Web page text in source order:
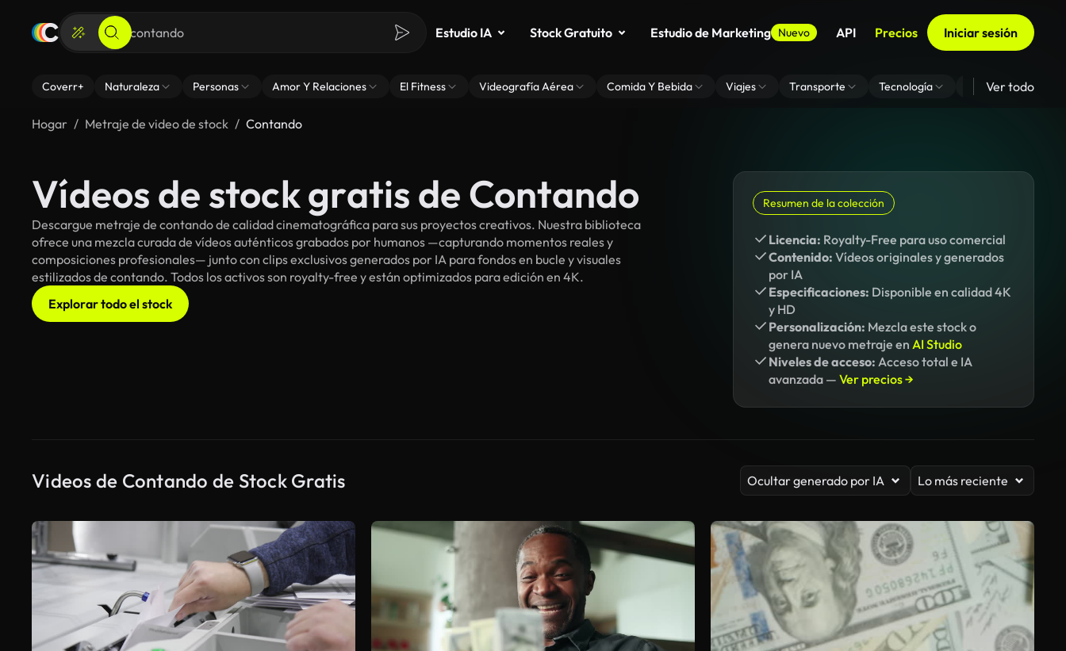
Estudio IA Stock Gratuito Estudio de Marketing Nuevo API Precios Iniciar sesión
Coverr+ Naturaleza Personas Amor Y Relaciones El Fitness Videografía Aérea Comida Y Bebida Viajes Transporte Tecnología Zoom De Fondo
Ver todo
Hogar Metraje de video de stock Contando
Vídeos de stock gratis de Contando
Descargue metraje de contando de calidad cinematográfica para sus proyectos creativos. Nuestra biblioteca
ofrece una mezcla curada de vídeos auténticos grabados por humanos —capturando momentos reales y
composiciones profesionales— junto con clips exclusivos generados por IA para fondos en bucle y visuales
estilizados de contando. Todos los activos son royalty-free y están optimizados para edición en 4K.
Explorar todo el stock
Resumen de la colección
Licencia: Royalty-Free para uso comercial
Contenido: Vídeos originales y generados
por IA
Especificaciones: Disponible en calidad 4K
y HD
Personalización: Mezcla este stock o
genera nuevo metraje en AI Studio
Niveles de acceso: Acceso total e IA
avanzada — Ver precios →
Videos de Contando de Stock Gratis Ocultar generado por IA Lo más reciente